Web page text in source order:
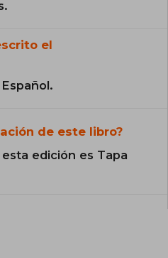
el
de este libro?
edición es Tapa